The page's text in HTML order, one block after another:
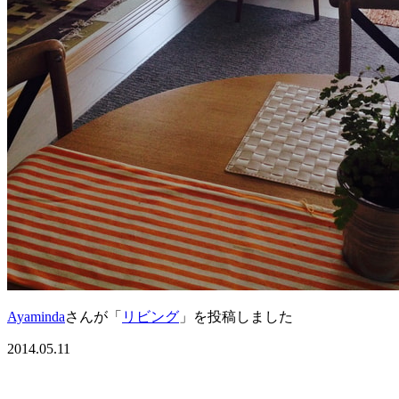
Ayamindaさんが「 リビング 」を投稿しました
2014.05.11